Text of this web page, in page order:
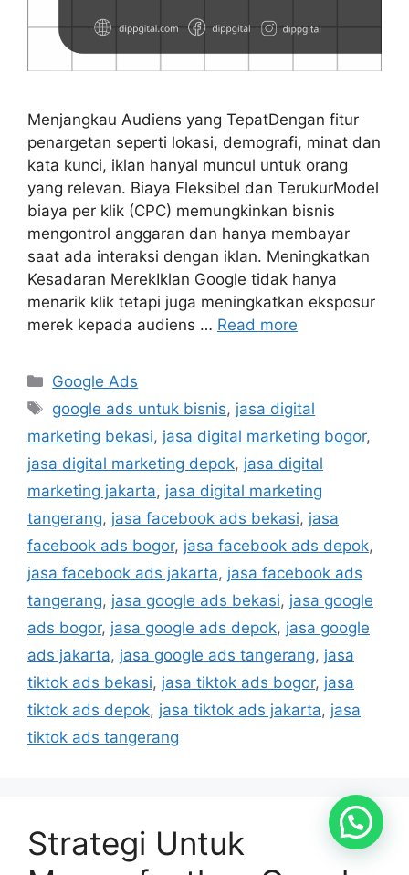
Menjangkau Audiens yang TepatDengan fitur
penargetan seperti lokasi, demografi, minat dan
kata kunci, iklan hanyal muncul untuk orang
yang relevan. Biaya Fleksibel dan TerukurModel
biaya per klik (CPC) memungkinkan bisnis
mengontrol anggaran dan hanya membayar
saat ada interaksi dengan iklan. Meningkatkan
Kesadaran MerekIklan Google tidak hanya
menarik klik tetapi juga meningkatkan eksposur
merek kepada audiens … Read more
Google Ads
google ads untuk bisnis, jasa digital
marketing bekasi, jasa digital marketing bogor,
jasa digital marketing depok, jasa digital
marketing jakarta, jasa digital marketing
tangerang, jasa facebook ads bekasi, jasa
facebook ads bogor, jasa facebook ads depok,
jasa facebook ads jakarta, jasa facebook ads
tangerang, jasa google ads bekasi, jasa google
ads bogor, jasa google ads depok, jasa google
ads jakarta, jasa google ads tangerang, jasa
tiktok ads bekasi, jasa tiktok ads bogor, jasa
tiktok ads depok, jasa tiktok ads jakarta, jasa
tiktok ads tangerang
Strategi Untuk